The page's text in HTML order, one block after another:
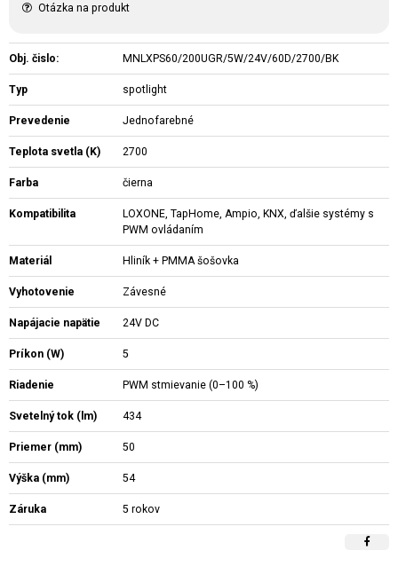
Otázka na produkt
Obj. čislo: MNLXPS60/200UGR/5W/24V/60D/2700/BK
Typ spotlight
Prevedenie Jednofarebné
Teplota svetla (K) 2700
Farba čierna
Kompatibilita
LOXONE, TapHome, Ampio, KNX, ďalšie systémy s
PWM ovládaním
Materiál Hliník + PMMA šošovka
Vyhotovenie Závesné
Napájacie napätie 24V DC
Príkon (W) 5
Riadenie PWM stmievanie (0–100 %)
Svetelný tok (lm) 434
Priemer (mm) 50
Výška (mm) 54
Záruka 5 rokov